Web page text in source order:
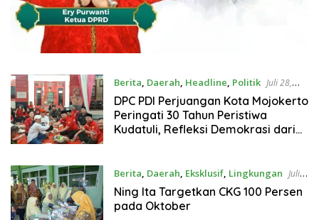
Berita Daerah Headline Politik Juli 28,
2026
DPC PDI Perjuangan Kota Mojokerto
Peringati 30 Tahun Peristiwa
Kudatuli, Refleksi Demokrasi dari
Berita, Daerah, Eksklusif, Lingkungan Juli
23, 2026
Ning Ita Targetkan CKG 100 Persen
pada Oktober